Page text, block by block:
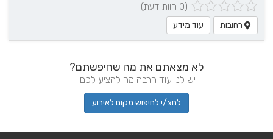
(0 חוות דעת)
רחובות עוד מידע
לא מצאתם את מה שחיפשתם?
יש לנו עוד הרבה מה להציע לכם!
לחצ/י לחיפוש מקום לאירוע